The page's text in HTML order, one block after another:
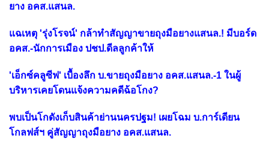
ยาง อคส.แสนล.
แฉเหตุ 'รุ่งโรจน์' กล้าทำสัญญาขายถุงมือยางแสนล.! มีบอร์ด
อคส.-นักการเมือง ปชป.ดีลลูกค้าให้
'เอ็กซ์คลูซีฟ' เบื้องลึก บ.ขายถุงมือยาง อคส.แสนล.-1 ในผู้
บริหารเคยโดนแจ้งความคดีฉ้อโกง?
พบเป็นโกดังเก็บสินค้าย่านนครปฐม! เผยโฉม บ.การ์เดียน
โกลฟส์ฯ คู่สัญญาถุงมือยาง อคส.แสนล.